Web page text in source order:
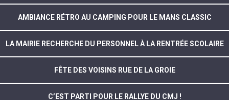
AMBIANCE RÉTRO AU CAMPING POUR LE MANS CLASSIC
LA MAIRIE RECHERCHE DU PERSONNEL À LA RENTRÉE SCOLAIRE
FÊTE DES VOISINS RUE DE LA GROIE
C’EST PARTI POUR LE RALLYE DU CMJ !